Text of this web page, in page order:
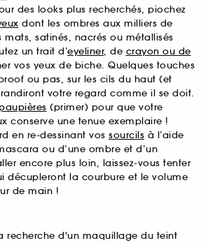
des looks plus recherchés, piochez
dont les ombres aux milliers de
mats, satinés, nacrés ou métallisés
un trait d’eyeliner, de crayon ou de
vos yeux de biche. Quelques touches
ou pas, sur les cils du haut (et
votre regard comme il se doit.
(primer) pour que votre
conserve une tenue exemplaire !
en re-dessinant vos sourcils à l’aide
ou d’une ombre et d’un
encore plus loin, laissez-vous tenter
décupleront la courbure et le volume
de main !
recherche d'un maquillage du teint